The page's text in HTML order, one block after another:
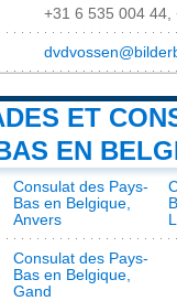
+31 6 535 004 44,
ET
EN
Consulat des Pays-
Bas en Belgique,
Anvers
Consulat des Pays-
Bas en Belgique,
Gand